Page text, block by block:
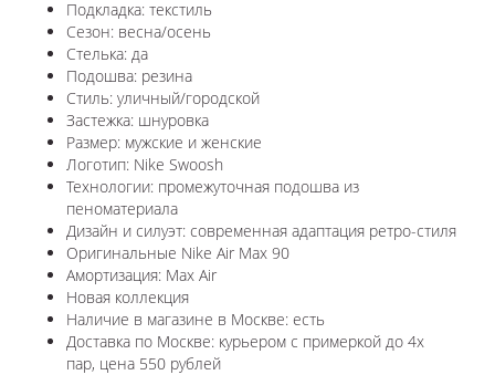
Подкладка: текстиль
Сезон: весна/осень
Стелька: да
Подошва: резина
Стиль: уличный/городской
Застежка: шнуровка
Размер: мужские и женские
Логотип: Nike Swoosh
Технологии: промежуточная подошва из
пеноматериала
Дизайн и силуэт: современная адаптация ретро-стиля
Оригинальные Nike Air Max 90
Амортизация: Max Air
Новая коллекция
Наличие в магазине в Москве: есть
Доставка по Москве: курьером с примеркой до 4х
пар, цена 550 рублей